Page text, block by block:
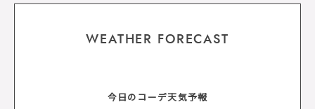
WEATHER FORECAST
今日のコーデ天気予報